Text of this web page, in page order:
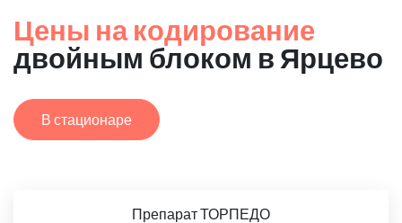
Цены на кодирование
двойным блоком в Ярцево
В стационаре
Препарат ТОРПЕДО